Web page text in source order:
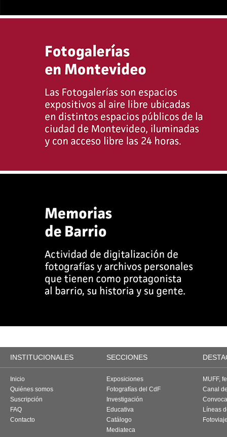
INSTITUCIONALES SECCIONES
Inicio
Quiénes somos
Suscripción
FAQ
Contacto
Exposiciones
Fotografías del CdF
Investigación
Educativa
Catálogo
Mediateca
MUFF,
Canal
Líneas